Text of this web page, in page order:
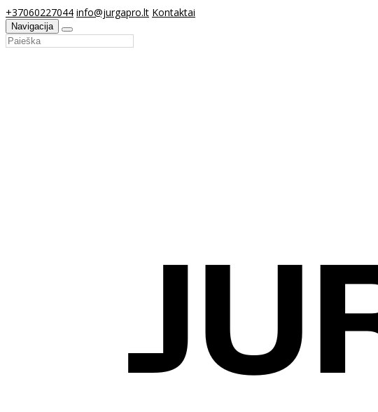
+37060227044 info@jurgapro.lt Kontaktai
Navigacija